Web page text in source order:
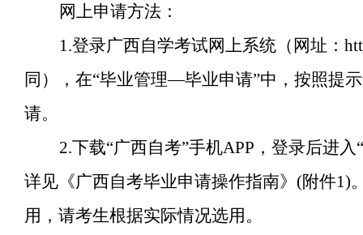
网上申请方法：
1.登录广西自学考试网上系统（网址：
同），在“毕业管理—毕业申请”中，按照提
请。
2.下载“广西自考”手机APP，登录后进
详见《广西自考毕业申请操作指南》(附件1)
用，请考生根据实际情况选用。